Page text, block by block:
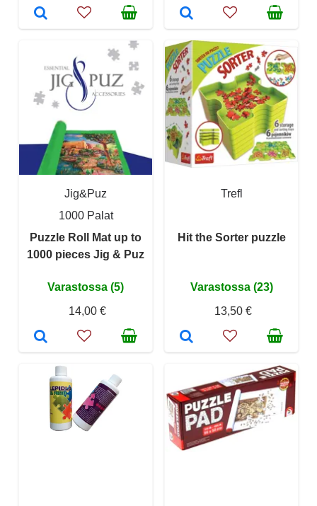
Jig&Puz
1000 Palat
Puzzle Roll Mat up to
1000 pieces Jig & Puz
Varastossa (5)
14,00 €
Trefl
Hit the Sorter puzzle
Varastossa (23)
13,50 €